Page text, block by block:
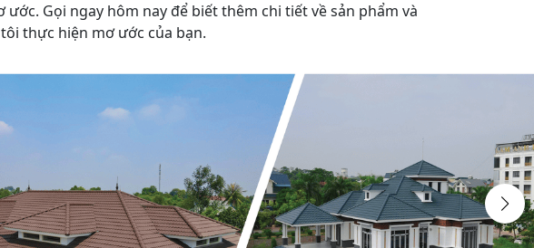
Gọi ngay hôm nay để biết thêm chi tiết về sản phẩm và
thực hiện mơ ước của bạn.